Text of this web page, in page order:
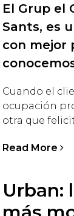
El Grup el
Sants, es
con mejor
Cuando el
ocupación
otra que
Read More
Urban: